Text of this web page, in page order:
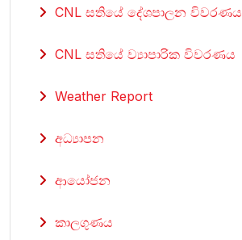
CNL සතියේ දේශපාලන විවරණය
CNL සතියේ ව්‍යාපාරික විවරණය
Weather Report
අධ්‍යාපන
ආයෝජන
කාලගුණය